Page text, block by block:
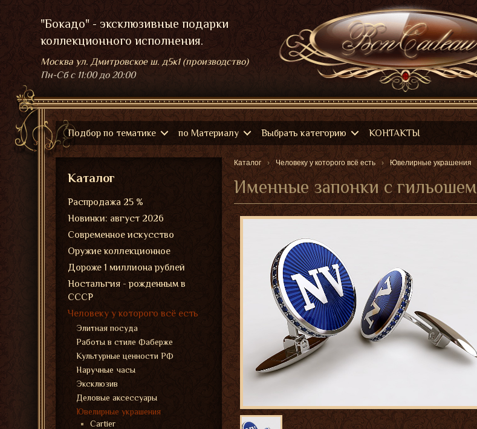
"Бокадо" - эксклюзивные подарки
коллекционного исполнения.
Москва ул. Дмитровское ш. д5к1 (производство)
Пн-Сбс 11:00 до 20:00
Подбор по тематике по Материалу Выбрать категорию КОНТАКТЫ
Каталог Человеку у которого всё есть Ювелирные украшения
Именные запонки с гильошем
Каталог
Распродажа 25 %
Новинки: август 2026
Современное искусство
Оружие коллекционное
Дороже 1 миллиона рублей
Ностальгия - рожденным в
СССР
Человеку у которого всё есть
Элитная посуда
Работы в стиле Фаберже
Культурные ценности РФ
Наручные часы
Эксклюзив
Деловые аксессуары
Ювелирные украшения
Cartier